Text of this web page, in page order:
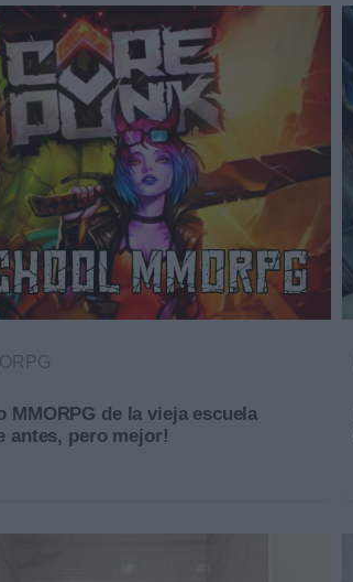
MMORPG de la vieja escuela
antes, pero mejor!